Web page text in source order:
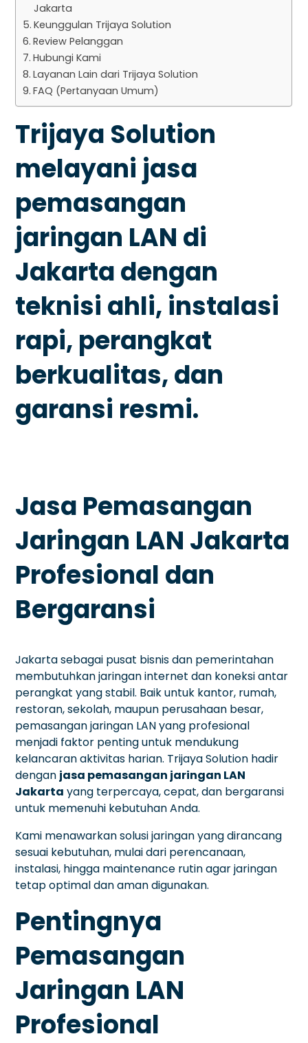
Jakarta
Keunggulan Trijaya Solution
Review Pelanggan
Hubungi Kami
Layanan Lain dari Trijaya Solution
FAQ (Pertanyaan Umum)
Trijaya Solution
melayani jasa
pemasangan
jaringan LAN di
Jakarta dengan
teknisi ahli, instalasi
rapi, perangkat
berkualitas, dan
garansi resmi.
Jasa Pemasangan
Jaringan LAN Jakarta
Profesional dan
Bergaransi
Jakarta sebagai pusat bisnis dan pemerintahan
membutuhkan jaringan internet dan koneksi antar
perangkat yang stabil. Baik untuk kantor, rumah,
restoran, sekolah, maupun perusahaan besar,
pemasangan jaringan LAN yang profesional
menjadi faktor penting untuk mendukung
kelancaran aktivitas harian. Trijaya Solution hadir
dengan jasa pemasangan jaringan LAN
Jakarta yang terpercaya, cepat, dan bergaransi
untuk memenuhi kebutuhan Anda.
Kami menawarkan solusi jaringan yang dirancang
sesuai kebutuhan, mulai dari perencanaan,
instalasi, hingga maintenance rutin agar jaringan
tetap optimal dan aman digunakan.
Pentingnya
Pemasangan
Jaringan LAN
Profesional